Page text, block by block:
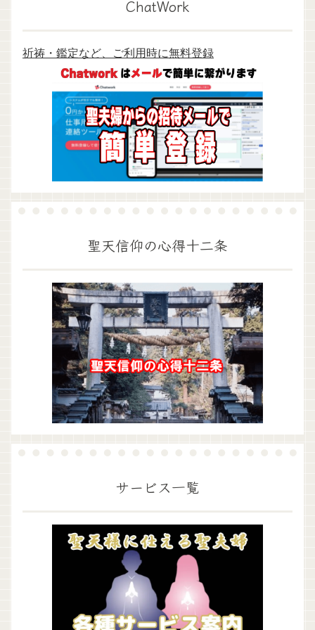
ChatWork
祈祷・鑑定など、ご利用時に無料登録
聖天信仰の心得十二条
サービス一覧